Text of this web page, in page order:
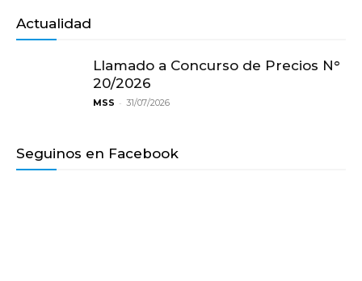
Actualidad
Llamado a Concurso de Precios N°
20/2026
MSS - 31/07/2026
Seguinos en Facebook